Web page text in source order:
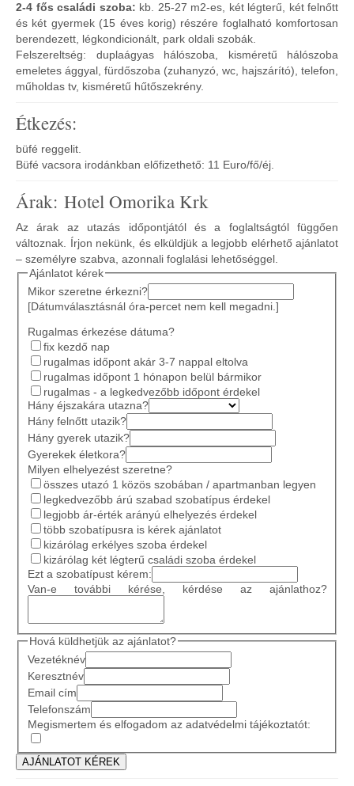
2-4 fős családi szoba: kb. 25-27 m2-es, két légterű, két felnőtt
és két gyermek (15 éves korig) részére foglalható komfortosan
berendezett, légkondicionált, park oldali szobák.
Felszereltség: duplaágyas hálószoba, kisméretű hálószoba
emeletes ággyal, fürdőszoba (zuhanyzó, wc, hajszárító), telefon,
műholdas tv, kisméretű hűtőszekrény.
Étkezés:
büfé reggelit.
Büfé vacsora irodánkban előfizethető: 11 Euro/fő/éj.
Árak: Hotel Omorika Krk
Az árak az utazás időpontjától és a foglaltságtól függően
változnak. Írjon nekünk, és elküldjük a legjobb elérhető ajánlatot
– személyre szabva, azonnali foglalási lehetőséggel.
Ajánlatot kérek
Mikor szeretne érkezni?
[Dátumválasztásnál óra-percet nem kell megadni.]
Rugalmas érkezése dátuma?
fix kezdő nap
rugalmas időpont akár 3-7 nappal eltolva
rugalmas időpont 1 hónapon belül bármikor
rugalmas - a legkedvezőbb időpont érdekel
Hány éjszakára utazna?
Hány felnőtt utazik?
Hány gyerek utazik?
Gyerekek életkora?
Milyen elhelyezést szeretne?
összes utazó 1 közös szobában / apartmanban legyen
legkedvezőbb árú szabad szobatípus érdekel
legjobb ár-érték arányú elhelyezés érdekel
több szobatípusra is kérek ajánlatot
kizárólag erkélyes szoba érdekel
kizárólag két légterű családi szoba érdekel
Ezt a szobatípust kérem:
Van-e további kérése, kérdése az ajánlathoz?
Hová küldhetjük az ajánlatot?
Vezetéknév
Keresztnév
Email cím
Telefonszám
Megismertem és elfogadom az adatvédelmi tájékoztatót: